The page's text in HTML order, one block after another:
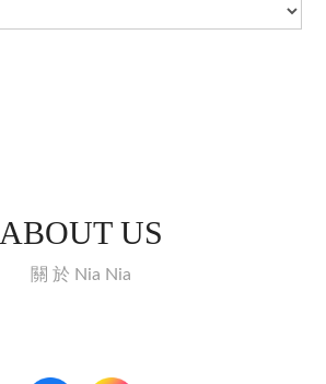
ABOUT US
關 於 Nia Nia